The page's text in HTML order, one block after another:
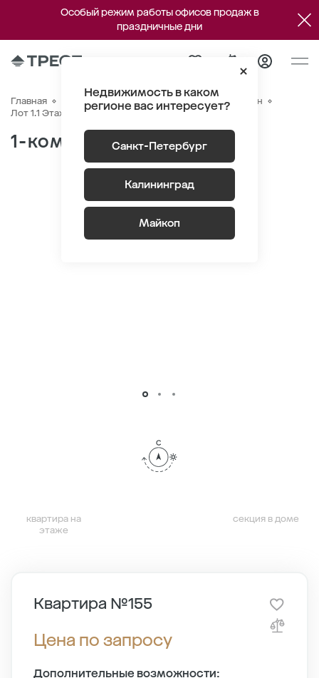
Особый режим работы офисов продаж в
праздничные дни
Недвижимость в каком
регионе вас интересует?
Санкт-Петербург
Калининград
Майкоп
Главная Квартиры
Генплан
Лот 1.1 Этаж 7
Секция 2 Квартира №155
1-комнатная 40.9 м
квартира на
этаже
секция в доме
Квартира №155
Цена по запросу
Дополнительные возможности: